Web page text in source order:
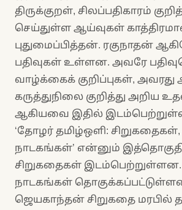
திருக்குறள், சிலப்பதிகாரம்
செய்துள்ள ஆய்வுகள்
புதுமைப்பித்தன். ரகுநாதன்
பதிவுகள் உள்ளன. அவரே
வாழ்க்கைக் குறிப்புகள், அவரது
கருத்துநிலை குறித்து அறிய
ஆகியவை இதில்
‘தோழர் தமிழ்ஒளி:
நாடகங்கள்’ என்னும்
சிறுகதைகள் இடம்பெற்றுள்ளன.
நாடகங்கள்
ஜெயகாந்தன் சிறுகதை மரபில்